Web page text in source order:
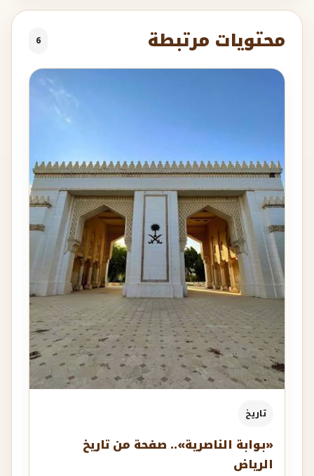
محتويات مرتبطة 6
تاريخ
«بوابة الناصرية».. صفحة من تاريخ
الرياض